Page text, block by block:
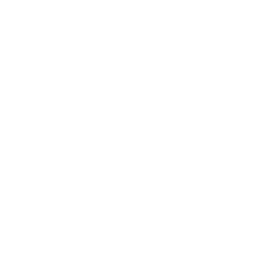
über:
nicht)